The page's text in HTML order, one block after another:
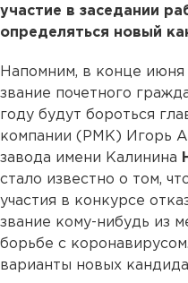
участие в заседании
определяться новый
Напомним, в конце июня
звание почетного
году будут бороться
компании (РМК) Игорь
завода имени Калинина
стало известно о том,
участия в конкурсе
звание кому-нибудь из
борьбе с
варианты новых